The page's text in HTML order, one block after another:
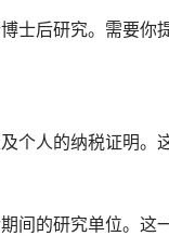
士后研究。需要你
个人的纳税证明。
间的研究单位。这